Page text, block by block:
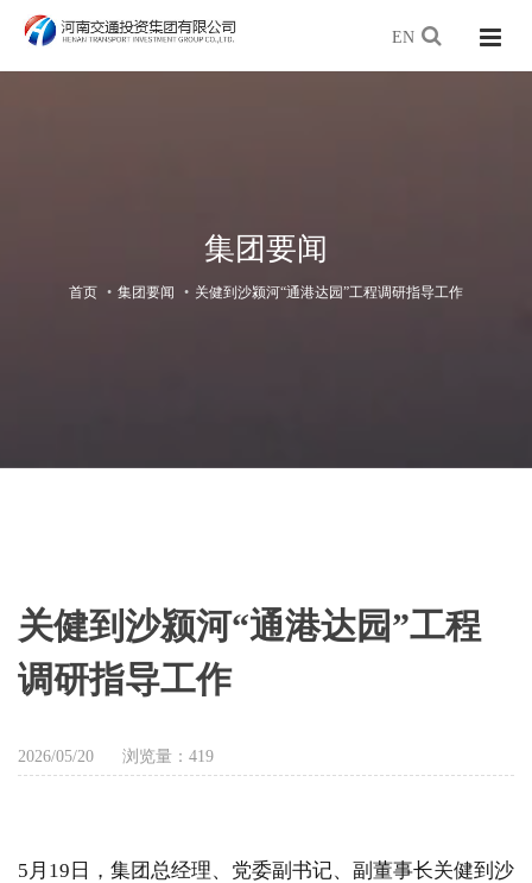
EN
集团要闻
首页 集团要闻 关健到沙颍河“通港达园”工程调研指导工作
关健到沙颍河“通港达园”工程
调研指导工作
2026/05/20 浏览量： 419
5月19日，集团总经理、党委副书记、副董事长关健到沙